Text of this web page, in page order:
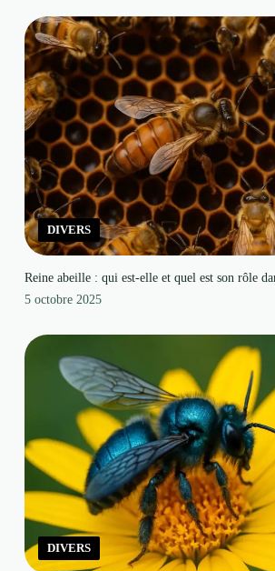
DIVERS
Reine abeille : qui est-elle et quel est son rôle
5 octobre 2025
DIVERS